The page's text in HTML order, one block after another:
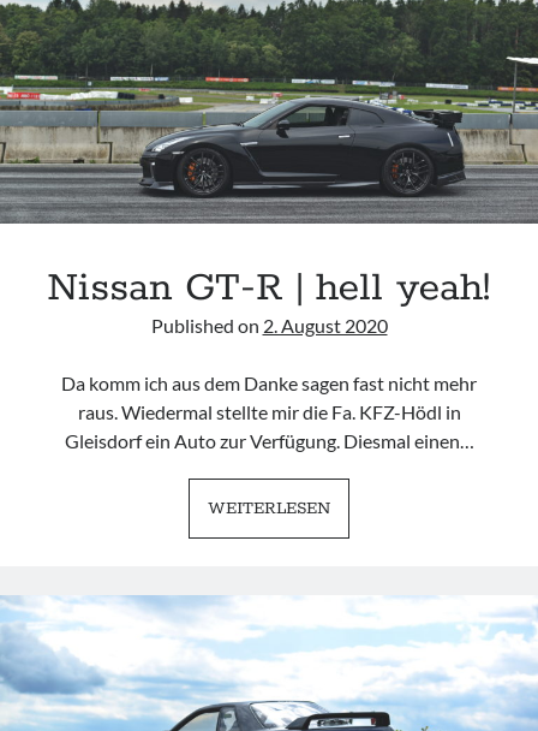
MOST
WANTED
GODZILLA
Nissan GT-R | hell yeah!
Published on 2. August 2020
Da komm ich aus dem Danke sagen fast nicht mehr
raus. Wiedermal stellte mir die Fa. KFZ-Hödl in
Gleisdorf ein Auto zur Verfügung. Diesmal einen…
WEITERLESENNISSAN
GT-
HELL
YEAH!